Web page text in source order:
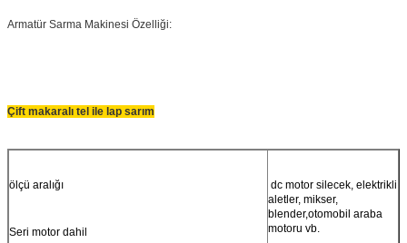
Armatür Sarma Makinesi Özelliği:
Çift makaralı tel ile lap sarım
ölçü aralığı
Seri motor dahil
dc motor silecek, elektrikli
aletler, mikser,
blender,otomobil araba
motoru vb.